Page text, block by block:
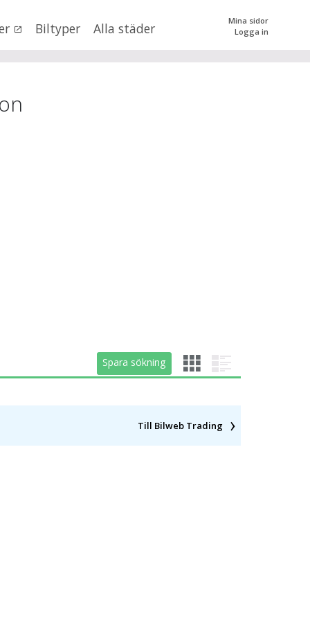
Biltyper Alla städer
Mina sidor
Logga in
0 kr tillmer än 500000
Spara sökning
Spara sökning
Till Bilweb Trading